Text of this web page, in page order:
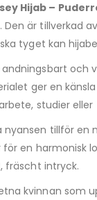
Hijab –
Den är tillverkad
tyget kan
och
ger en
studier eller
nyansen tillför
en harmonisk
fräscht intryck.
kvinnan som